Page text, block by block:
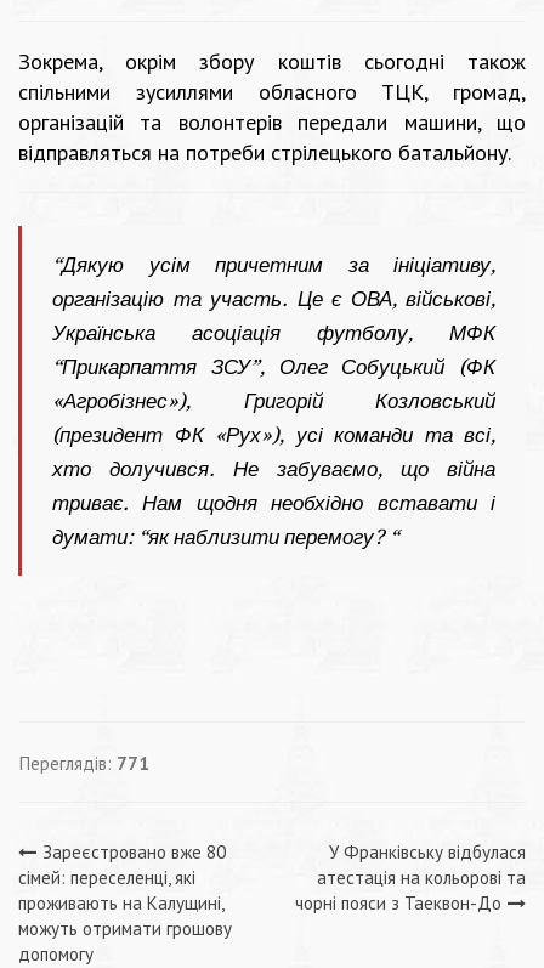
Зокрема, окрім збору коштів сьогодні також
спільними зусиллями обласного ТЦК, громад,
організацій та волонтерів передали машини, що
відправляться на потреби стрілецького батальйону.
“Дякую усім причетним за ініціативу,
організацію та участь. Це є ОВА, військові,
Українська асоціація футболу, МФК
“Прикарпаття ЗСУ”, Олег Собуцький (ФК
«Агробізнес»), Григорій Козловський
(президент ФК «Рух»), усі команди та всі,
хто долучився. Не забуваємо, що війна
триває. Нам щодня необхідно вставати і
думати: “як наблизити перемогу? “
Переглядів: 771
Навігація
записів
Зареєстровано вже 80
сімей: переселенці, які
проживають на Калущині,
можуть отримати грошову
допомогу
У Франківську відбулася
атестація на кольорові та
чорні пояси з Таеквон-До